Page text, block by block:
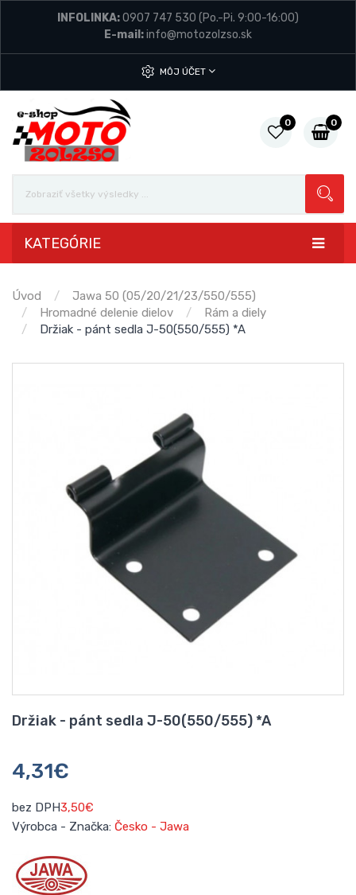
INFOLINKA:0907 747 530 (Po.-Pi. 9:00-16:00)
E-mail:info@motozolzso.sk
MÔJ ÚČET
0 0
KATEGÓRIE
Úvod
Jawa 50 (05/20/21/23/550/555)
Hromadné delenie dielov
Rám a diely
Držiak - pánt sedla J-50(550/555) *A
Držiak - pánt sedla J-50(550/555) *A
4,31€
bez DPH3,50€
Výrobca - Značka: Česko - Jawa